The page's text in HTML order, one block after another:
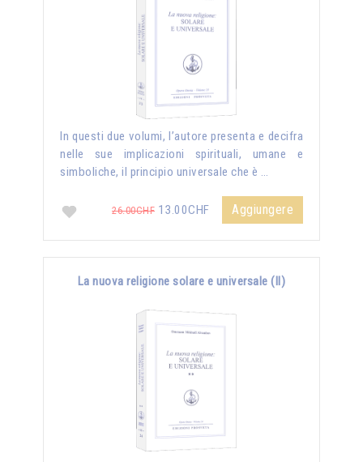
In questi due volumi, l’autore presenta e decifra
nelle sue implicazioni spirituali, umane e
simboliche, il principio universale che è …
26.00CHF 13.00CHF Aggiungere
La nuova religione solare e universale (II)